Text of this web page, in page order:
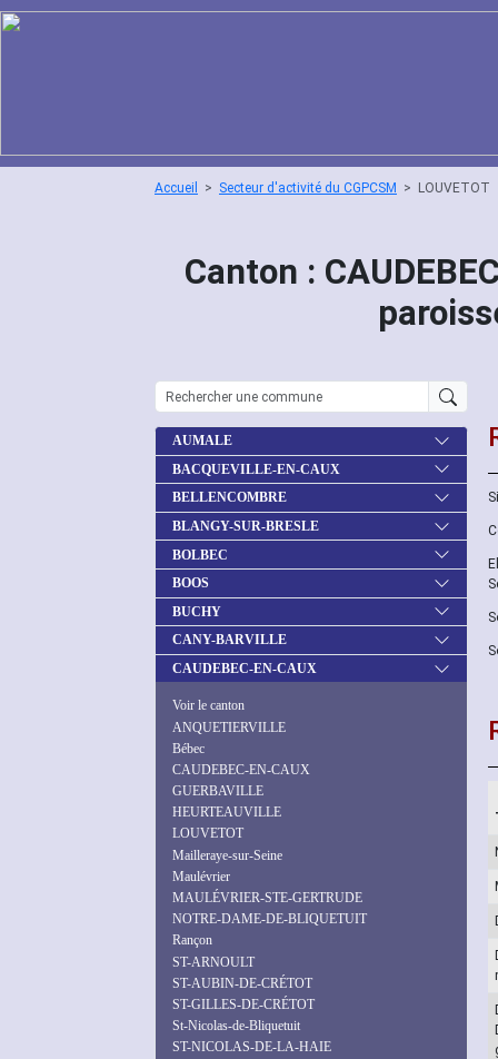
Accueil Secteur d'activité du CGPCSM LOUVETOT
Canton :
AUMALE
BACQUEVILLE-EN-CAUX
BELLENCOMBRE
BLANGY-SUR-BRESLE
BOLBEC
BOOS
BUCHY
CANY-BARVILLE
CAUDEBEC-EN-CAUX
Voir le canton
ANQUETIERVILLE
Bébec
CAUDEBEC-EN-CAUX
GUERBAVILLE
HEURTEAUVILLE
LOUVETOT
Mailleraye-sur-Seine
Maulévrier
MAULÉVRIER-STE-GERTRUDE
NOTRE-DAME-DE-BLIQUETUIT
Rançon
ST-ARNOULT
ST-AUBIN-DE-CRÉTOT
ST-GILLES-DE-CRÉTOT
St-Nicolas-de-Bliquetuit
ST-NICOLAS-DE-LA-HAIE